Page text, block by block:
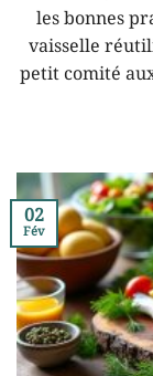
les bonnes
vaisselle
petit comité
02
Fév